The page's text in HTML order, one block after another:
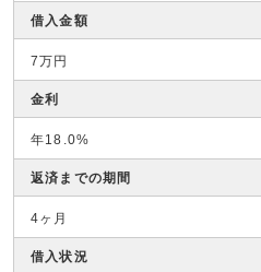
借入金額
7万円
金利
年18.0%
返済までの期間
4ヶ月
借入状況